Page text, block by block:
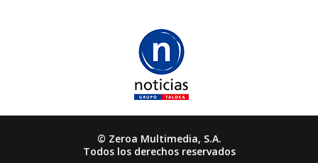
© Zeroa Multimedia, S.A.
Todos los derechos reservados